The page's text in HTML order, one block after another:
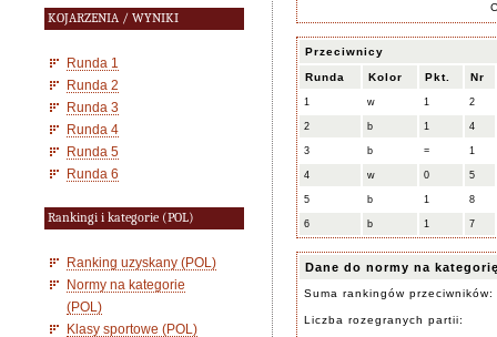
KOJARZENIA / WYNIKI
Runda 1
Runda 2
Runda 3
Runda 4
Runda 5
Runda 6
Rankingi i kategorie (POL)
Ranking uzyskany (POL)
Normy na kategorie
(POL)
Klasy sportowe (POL)
Przeciwnicy
Runda Kolor Pkt. Nr
1 w 1 2
2 b 1 4
3 b = 1
4 w 0 5
5 b 1 8
6 b 1 7
Dane do normy na
Suma rankingów przeciwników:
Liczba rozegranych partii: